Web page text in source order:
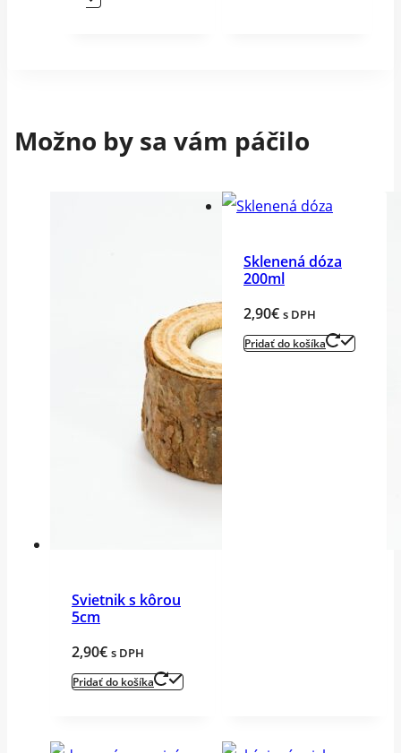
Možno by sa vám páčilo
Svietnik s kôrou
5cm
2,90€ s DPH
Pridať do košíka
Sklenená dóza
200ml
2,90€ s DPH
Pridať do košíka